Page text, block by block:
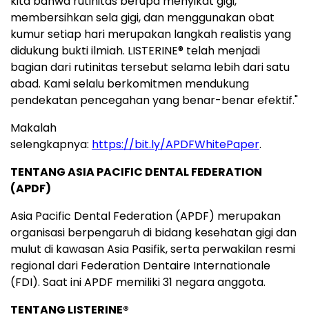
membersihkan sela gigi, dan menggunakan obat
kumur setiap hari merupakan langkah realistis yang
didukung bukti ilmiah. LISTERINE® telah menjadi
bagian dari rutinitas tersebut selama lebih dari satu
abad. Kami selalu berkomitmen mendukung
pendekatan pencegahan yang benar-benar efektif."
Makalah
selengkapnya: https://bit.ly/APDFWhitePaper.
TENTANG ASIA PACIFIC DENTAL FEDERATION
(APDF)
Asia Pacific Dental Federation (APDF) merupakan
organisasi berpengaruh di bidang kesehatan gigi dan
mulut di kawasan Asia Pasifik, serta perwakilan resmi
regional dari Federation Dentaire Internationale
(FDI). Saat ini APDF memiliki 31 negara anggota.
TENTANG LISTERINE®